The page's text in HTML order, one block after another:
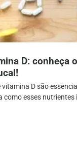
D: conheça
vitamina D são
como esses nutrientes